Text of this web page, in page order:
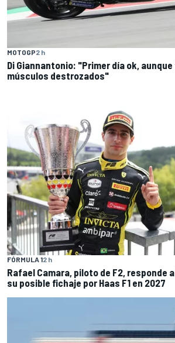
MOTOGP2 h
Di Giannantonio: "Primer día ok,
músculos destrozados"
FÓRMULA 12 h
Rafael Camara, piloto de F2, responde
su posible fichaje por Haas F1 en 2027